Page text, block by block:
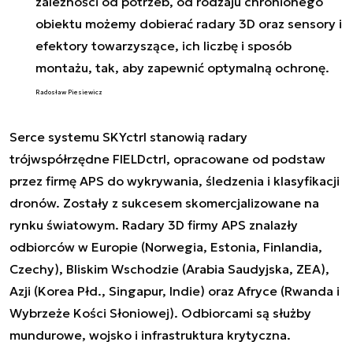
obiektu możemy dobierać radary 3D oraz sensory i
efektory towarzyszące, ich liczbę i sposób
montażu, tak, aby zapewnić optymalną ochronę.
Radosław Piesiewicz
Serce systemu SKYctrl stanowią radary
trójwspółrzędne FIELDctrl, opracowane od podstaw
przez firmę APS do wykrywania, śledzenia i klasyfikacji
dronów. Zostały z sukcesem skomercjalizowane na
rynku światowym. Radary 3D firmy APS znalazły
odbiorców w Europie (Norwegia, Estonia, Finlandia,
Czechy), Bliskim Wschodzie (Arabia Saudyjska, ZEA),
Azji (Korea Płd., Singapur, Indie) oraz Afryce (Rwanda i
Wybrzeże Kości Słoniowej). Odbiorcami są służby
mundurowe, wojsko i infrastruktura krytyczna.